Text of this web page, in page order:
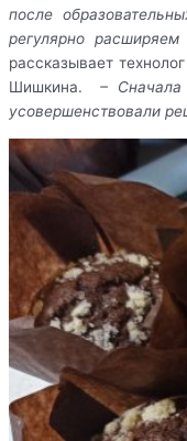
после
регулярно
рассказывает
Шишкина. – Сначала
усовершенствовали